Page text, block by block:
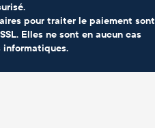
pour traiter le paiement sont
Elles ne sont en aucun cas
informatiques.